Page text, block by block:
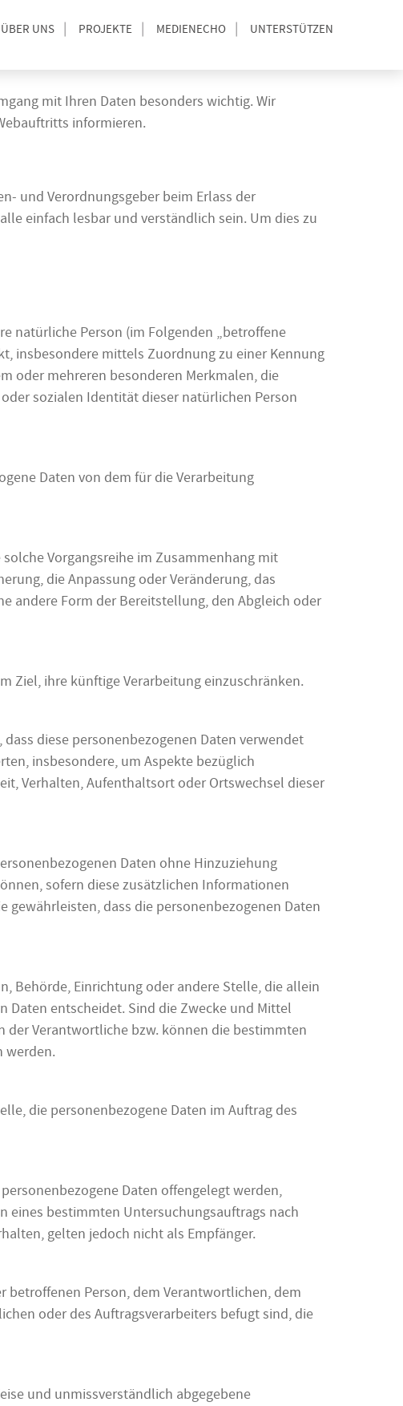
ÜBER UNS PROJEKTE MEDIENECHO UNTERSTÜTZEN
mit Ihren Daten besonders wichtig. Wir
informieren.
und Verordnungsgeber beim Erlass der
einfach lesbar und verständlich sein. Um dies zu
natürliche Person (im Folgenden „betroffene
insbesondere mittels Zuordnung zu einer Kennung
oder mehreren besonderen Merkmalen, die
sozialen Identität dieser natürlichen Person
Daten von dem für die Verarbeitung
Vorgangsreihe im Zusammenhang mit
die Anpassung oder Veränderung, das
andere Form der Bereitstellung, den Abgleich oder
Ziel, ihre künftige Verarbeitung einzuschränken.
diese personenbezogenen Daten verwendet
insbesondere, um Aspekte bezüglich
Verhalten, Aufenthaltsort oder Ortswechsel dieser
Daten ohne Hinzuziehung
sofern diese zusätzlichen Informationen
dass die personenbezogenen Daten
Behörde, Einrichtung oder andere Stelle, die allein
Daten entscheidet. Sind die Zwecke und Mittel
der Verantwortliche bzw. können die bestimmten
werden.
die personenbezogene Daten im Auftrag des
Daten offengelegt werden,
eines bestimmten Untersuchungsauftrags nach
gelten jedoch nicht als Empfänger.
betroffenen Person, dem Verantwortlichen, dem
oder des Auftragsverarbeiters befugt sind, die
und unmissverständlich abgegebene